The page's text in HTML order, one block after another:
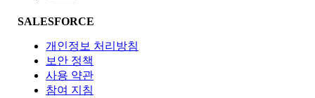
기능 영향
SALESFORCE
개인정보 처리방침
보안 정책
사용 약관
참여 지침